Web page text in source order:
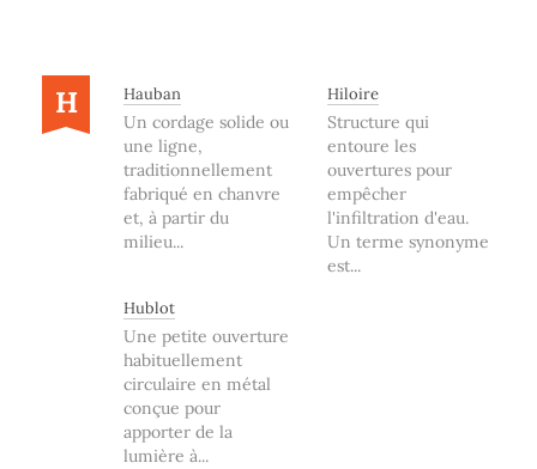
H Hauban
Un cordage solide ou
une ligne,
traditionnellement
fabriqué en chanvre
et, à partir du
milieu...
Hiloire
Structure qui
entoure les
ouvertures pour
empêcher
l'infiltration d'eau.
Un terme synonyme
est...
Hublot
Une petite ouverture
habituellement
circulaire en métal
conçue pour
apporter de la
lumière à...